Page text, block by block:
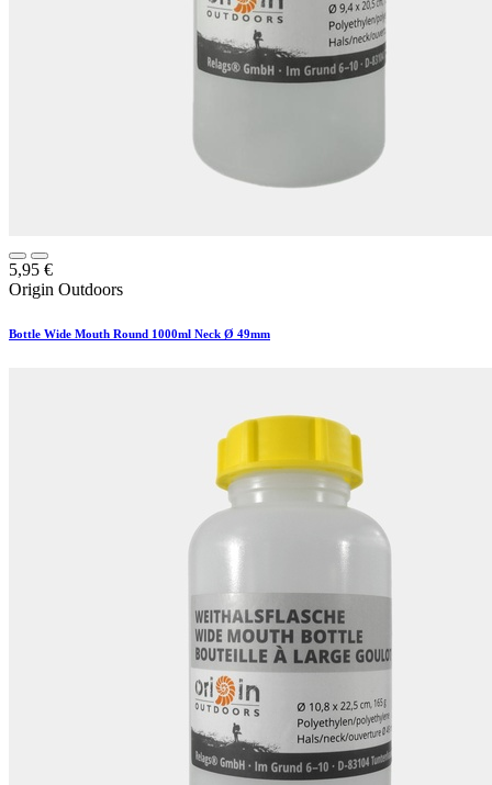
5,95 €
Origin Outdoors
Bottle Wide Mouth Round 1000ml Neck Ø 49mm